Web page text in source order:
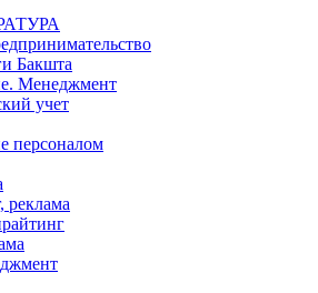
Бакшта
Менеджмент
учет
персоналом
реклама